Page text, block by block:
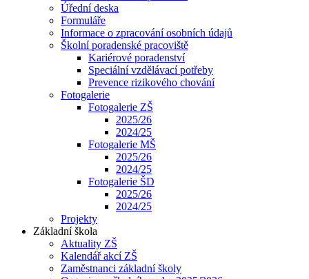
Úřední deska
Formuláře
Informace o zpracování osobních údajů
Školní poradenské pracoviště
Kariérové poradenství
Speciální vzdělávací potřeby
Prevence rizikového chování
Fotogalerie
Fotogalerie ZŠ
2025/26
2024/25
Fotogalerie MŠ
2025/26
2024/25
Fotogalerie ŠD
2025/26
2024/25
Projekty
Základní škola
Aktuality ZŠ
Kalendář akcí ZŠ
Zaměstnanci základní školy